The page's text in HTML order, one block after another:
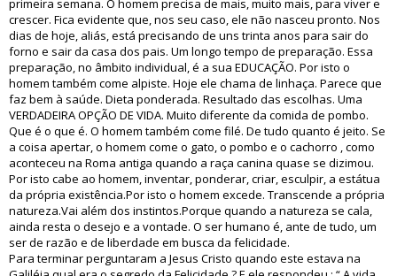
primeira semana. O homem precisa de mais, muito mais, para viver e
crescer. Fica evidente que, nos seu caso, ele não nasceu pronto. Nos
dias de hoje, aliás, está precisando de uns trinta anos para sair do
forno e sair da casa dos pais. Um longo tempo de preparação. Essa
preparação, no âmbito individual, é a sua EDUCAÇÃO. Por isto o
homem também come alpiste. Hoje ele chama de linhaça. Parece que
faz bem à saúde. Dieta ponderada. Resultado das escolhas. Uma
VERDADEIRA OPÇÃO DE VIDA. Muito diferente da comida de pombo.
Que é o que é. O homem também come filé. De tudo quanto é jeito. Se
a coisa apertar, o homem come o gato, o pombo e o cachorro , como
aconteceu na Roma antiga quando a raça canina quase se dizimou.
Por isto cabe ao homem, inventar, ponderar, criar, esculpir, a estátua
da própria existência.Por isto o homem excede. Transcende a própria
natureza.Vai além dos instintos.Porque quando a natureza se cala,
ainda resta o desejo e a vontade. O ser humano é, ante de tudo, um
ser de razão e de liberdade em busca da felicidade.
Para terminar perguntaram a Jesus Cristo quando este estava na